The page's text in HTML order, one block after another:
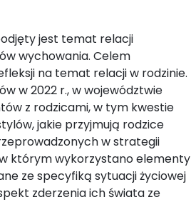
jest temat relacji
wychowania. Celem
na temat relacji w rodzinie.
w 2022 r., w województwie
z rodzicami, w tym kwestie
jakie przyjmują rodzice
w strategii
którym wykorzystano elementy
ze specyfiką sytuacji życiowej
zderzenia ich świata ze